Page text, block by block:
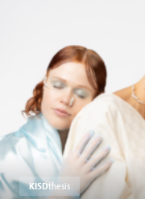
KISDthesis